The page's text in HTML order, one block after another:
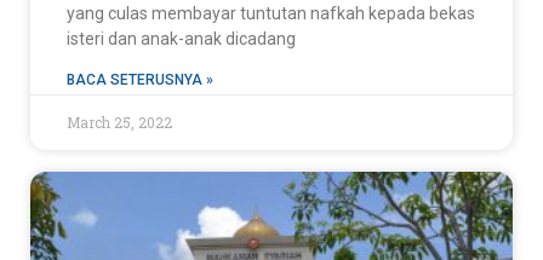
yang culas membayar tuntutan nafkah kepada bekas
isteri dan anak-anak dicadang
BACA SETERUSNYA »
March 25, 2022